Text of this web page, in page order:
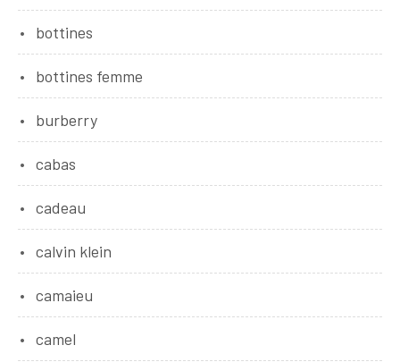
bottines
bottines femme
burberry
cabas
cadeau
calvin klein
camaieu
camel